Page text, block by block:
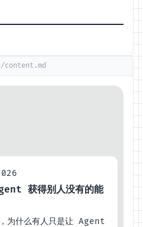
content.md
获得别人没有的能
为什么有人只是让 Agent
用标题